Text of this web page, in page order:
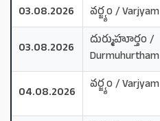
03.08.2026 వర్జ్యం / Varjyam
03.08.2026
దుర్ముహూర్తం /
Durmuhurtham
04.08.2026
వర్జ్యం / Varjyam